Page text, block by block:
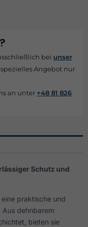
bei unser
spezielles Angebot nur
an unter +48 81 826
Schutz und
praktische und
dehnbarem
bieten sie